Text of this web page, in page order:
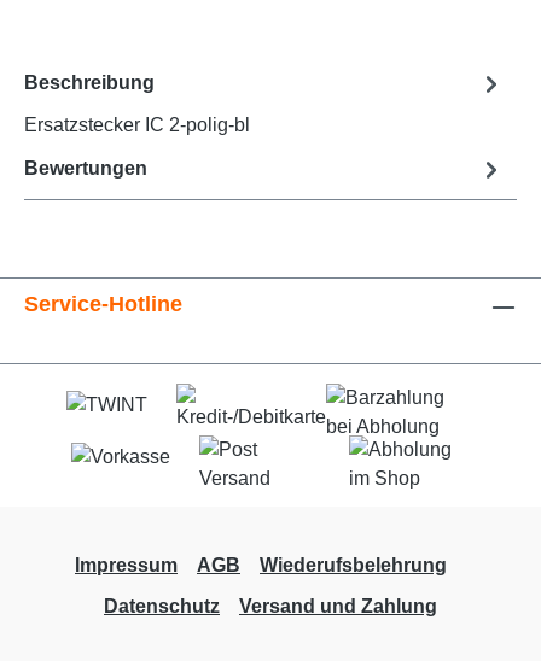
Beschreibung
Ersatzstecker IC 2-polig-bl
Bewertungen
Service-Hotline
Impressum AGB
Wiederufsbelehrung
Datenschutz
Versand und Zahlung